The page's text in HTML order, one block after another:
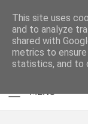
This site uses
and to analyze
shared with
metrics to
statistics, and to